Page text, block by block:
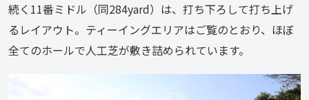
続く11番ミドル（同284yard）は、打ち下ろして打ち上げ
るレイアウト。ティーイングエリアはご覧のとおり、ほぼ
全てのホールで人工芝が敷き詰められています。